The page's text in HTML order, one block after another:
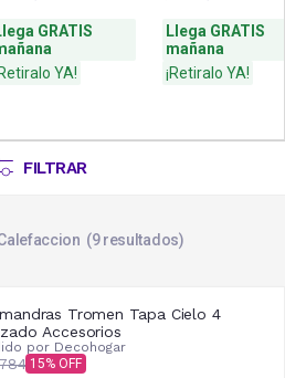
GRATIS
YA!
Llega GRATIS
mañana
¡Retiralo YA!
FILTRAR
9resultados
Tromen Tapa Cielo 4
Accesorios
por Decohogar
15